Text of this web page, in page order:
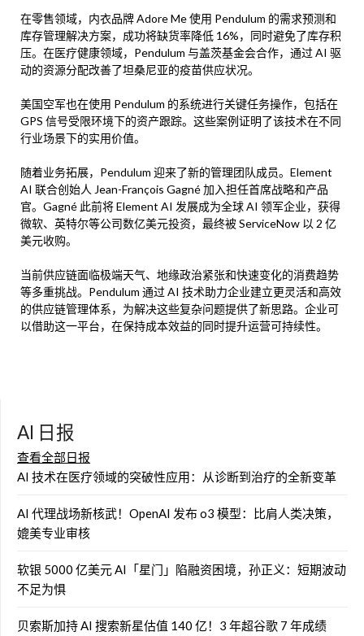
在零售领域，内衣品牌 Adore Me 使用 Pendulum 的需求预测和
库存管理解决方案，成功将缺货率降低 16%，同时避免了库存积
压。在医疗健康领域，Pendulum 与盖茨基金会合作，通过 AI 驱
动的资源分配改善了坦桑尼亚的疫苗供应状况。
美国空军也在使用 Pendulum 的系统进行关键任务操作，包括在
GPS 信号受限环境下的资产跟踪。这些案例证明了该技术在不同
行业场景下的实用价值。
随着业务拓展，Pendulum 迎来了新的管理团队成员。Element
AI 联合创始人 Jean-François Gagné 加入担任首席战略和产品
官。Gagné 此前将 Element AI 发展成为全球 AI 领军企业，获得
微软、英特尔等公司数亿美元投资，最终被 ServiceNow 以 2 亿
美元收购。
当前供应链面临极端天气、地缘政治紧张和快速变化的消费趋势
等多重挑战。Pendulum 通过 AI 技术助力企业建立更灵活和高效
的供应链管理体系，为解决这些复杂问题提供了新思路。企业可
以借助这一平台，在保持成本效益的同时提升运营可持续性。
AI 日报
查看全部日报
AI 技术在医疗领域的突破性应用：从诊断到治疗的全新变革
AI 代理战场新核武！OpenAI 发布 o3 模型：比肩人类决策，
媲美专业审核
软银 5000 亿美元 AI「星门」陷融资困境，孙正义：短期波动
不足为惧
贝索斯加持 AI 搜索新星估值 140 亿！3 年超谷歌 7 年成绩